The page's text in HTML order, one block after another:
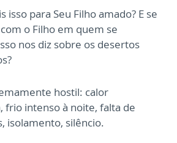
isso para Seu Filho amado? E se
o Filho em quem se
nos diz sobre os desertos
hostil: calor
frio intenso à noite, falta de
isolamento, silêncio.